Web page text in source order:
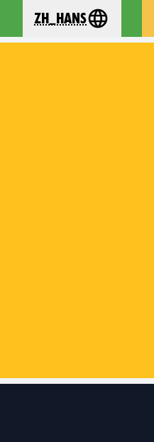
your language
zh_Hans